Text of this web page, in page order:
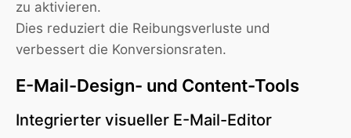
zu aktivieren.
Dies reduziert die Reibungsverluste und
verbessert die Konversionsraten.
E-Mail-Design- und Content-Tools
Integrierter visueller E-Mail-Editor